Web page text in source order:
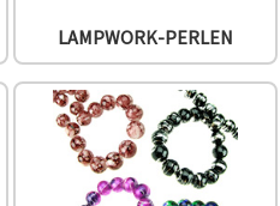
LAMPWORK-PERLEN